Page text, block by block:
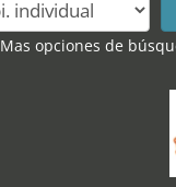
Mas opciones de